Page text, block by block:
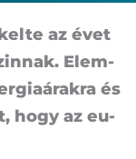
az évet
Elem­
és
hogy az eu­